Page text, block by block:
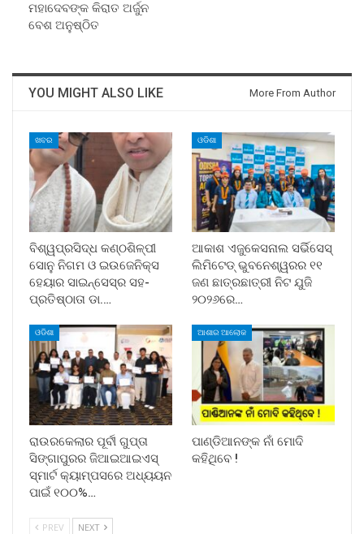
ମହାଦେବଙ୍କ କିରାତ ଅର୍ଜୁନ
ବେଶ ଅନୁଷ୍ଠିତ
YOU MIGHT ALSO LIKE More From Author
ଖବର
ବିଶ୍ୱପ୍ରସିଦ୍ଧ କଣ୍ଠଶିଳ୍ପୀ
ସୋନୁ ନିଗମ ଓ ଇଉଜେନିକ୍ସ
ହେୟାର ସାଇନ୍ସେସ୍ର ସହ-
ପ୍ରତିଷ୍ଠାତା ଡା.…
ଓଡିଶା
ଆକାଶ ଏଜୁକେସନାଲ ସର୍ଭିସେସ୍
ଲିମିଟେଡ୍ ଭୁବନେଶ୍ୱରର ୧୧
ଜଣ ଛାତ୍ରଛାତ୍ରୀ ନିଟ ଯୁଜି
୨୦୨୬ରେ…
ଓଡିଶା
ରାଉରକେଲାର ପୂର୍ବୀ ଗୁପ୍ତା
ସିଙ୍ଗାପୁରର ଜିଆଇଆଇଏସ୍
ସ୍ମାର୍ଟ କ୍ୟାମ୍ପସରେ ଅଧ୍ୟୟନ
ପାଇଁ ୧୦୦%…
ଆଶାର ଆଲୋକ
ପାଣ୍ଡିଆନଙ୍କ ନାଁ ମୋଦି
କହିଥିବେ !
PREV NEXT